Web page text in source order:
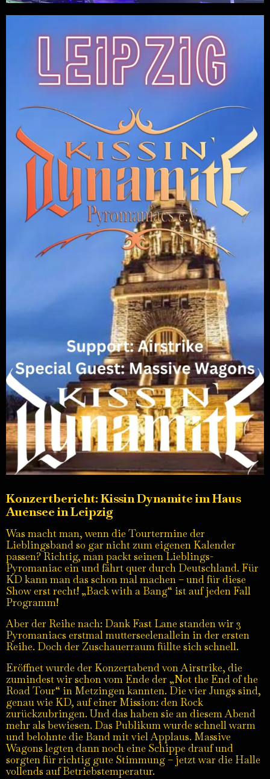
Konzertbericht: Kissin Dynamite im Haus
Auensee in Leipzig
Was macht man, wenn die Tourtermine der
Lieblingsband so gar nicht zum eigenen Kalender
passen? Richtig, man packt seinen Lieblings-
Pyromaniac ein und fährt quer durch Deutschland. Für
KD kann man das schon mal machen – und für diese
Show erst recht! „Back with a Bang“ ist auf jeden Fall
Programm!
Aber der Reihe nach: Dank Fast Lane standen wir 3
Pyromaniacs erstmal mutterseelenallein in der ersten
Reihe. Doch der Zuschauerraum füllte sich schnell.
Eröffnet wurde der Konzertabend von Airstrike, die
zumindest wir schon vom Ende der „Not the End of the
Road Tour“ in Metzingen kannten. Die vier Jungs sind,
genau wie KD, auf einer Mission: den Rock
zurückzubringen. Und das haben sie an diesem Abend
mehr als bewiesen. Das Publikum wurde schnell warm
und belohnte die Band mit viel Applaus. Massive
Wagons legten dann noch eine Schippe drauf und
sorgten für richtig gute Stimmung – jetzt war die Halle
vollends auf Betriebstemperatur.